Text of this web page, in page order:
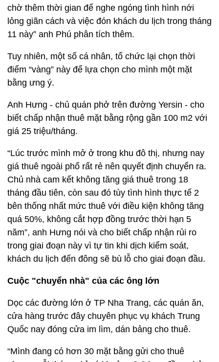
chờ thêm thời gian để nghe ngóng tình hình nới
lỏng giãn cách và việc đón khách du lịch trong tháng
11 này” anh Phú phân tích thêm.
Tuy nhiên, một số cá nhân, tổ chức lại chọn thời
điểm “vàng” này để lựa chọn cho mình một mặt
bằng ưng ý.
Anh Hưng - chủ quán phở trên đường Yersin - cho
biết chấp nhận thuê mặt bằng rộng gần 100 m2 với
giá 25 triệu/tháng.
“Lúc trước mình mở ở trong khu đô thị, nhưng nay
giá thuê ngoài phố rất rẻ nên quyết định chuyển ra.
Chủ nhà cam kết không tăng giá thuê trong 18
tháng đầu tiên, còn sau đó tùy tình hình thực tế 2
bên thống nhất mức thuê với điều kiện không tăng
quá 50%, không cắt hợp đồng trước thời hạn 5
năm”, anh Hưng nói và cho biết chấp nhận rủi ro
trong giai đoạn này vì tự tin khi dịch kiểm soát,
khách du lịch đến đông sẽ bù lỗ cho giai đoạn đầu.
Cuộc "chuyển nhà" của các ông lớn
Dọc các đường lớn ở TP Nha Trang, các quán ăn,
cửa hàng trước đây chuyên phục vụ khách Trung
Quốc nay đóng cửa im lìm, dán bảng cho thuê.
“Mình đang có hơn 30 mặt bằng gửi cho thuê